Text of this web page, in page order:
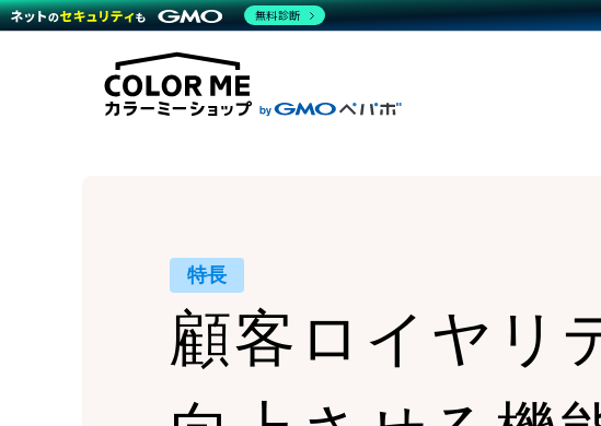
商材一覧を見る
機能一覧を見る
WordPress導入
モバイルアプリ
複数店舗との連携
料金
プラン・料金一覧を見る
事例
運営サポート
サポート一覧を見る
特長
顧客ロイヤリ
無料診断